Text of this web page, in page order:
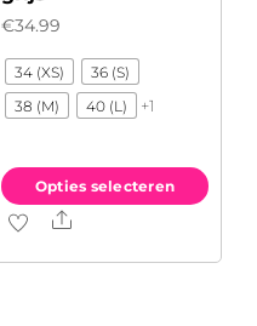
€34.99
34 (XS)
36 (S)
38 (M)
40 (L) +1
Opties selecteren
Dit
Share